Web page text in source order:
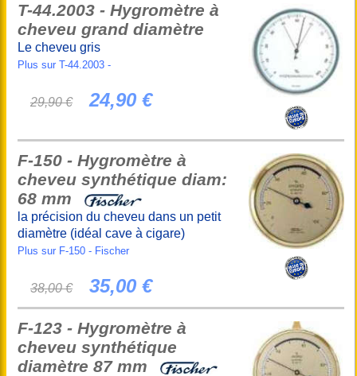
T-44.2003 - Hygromètre à
cheveu grand diamètre
Le cheveu gris
Plus sur T-44.2003 -
29,90 € 24,90 €
F-150 - Hygromètre à
cheveu synthétique diam:
68 mm
la précision du cheveu dans un petit
diamètre (idéal cave à cigare)
Plus sur F-150 - Fischer
38,00 € 35,00 €
F-123 - Hygromètre à
cheveu synthétique
diamètre 87 mm